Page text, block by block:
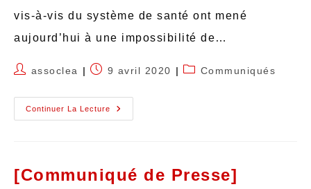
vis-à-vis du système de santé ont mené
aujourd’hui à une impossibilité de…
assoclea 9 avril 2020 Communiqués
Continuer La Lecture
[Communiqué de Presse]